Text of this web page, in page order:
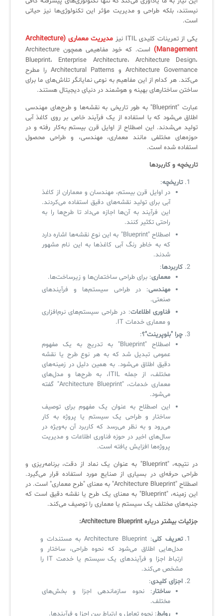
نیستند، بلکه طراحی و مدیریت مؤثر این تکنولوژی‌ها نیز حیاتی
است.
یکی از تمرینات کلیدی ITIL نیز
مدیریت معماری (Architecture
Management)
است. که خود مفاهیمی همچون Architecture
Blueprint، Enterprise Architecture، Architecture Design،
Architecture Governance و Architectural Patterns را مطرح
می‌کند. هر کدام از این مفاهیم به نوعی نمایانگر تلاش‌های ما برای
ساختن ساختارهای بهینه و هوشمند در دنیای دیجیتال هستند.
عبارت "Blueprint" به طور تاریخی به نقشه‌ها و طرح‌های مهندسی
اطلاق می‌شود که با استفاده از یک فرآیند خاص بر روی کاغذ آبی
تولید می‌شدند. این اصطلاح از اوایل قرن بیستم به‌کار رفته و در
حوزه‌های مختلفی مانند معماری، مهندسی، و طراحی محصول
استفاده شده است.
تاریخچه و کاربردها
تاریخچه:
در اوایل قرن بیستم، مهندسان و معماران از کاغذ
آبی برای تولید نقشه‌های دقیق استفاده می‌کردند.
این فرآیند به آن‌ها اجازه می‌داد تا طرح‌ها را به
راحتی تکثیر کنند.
اصطلاح "Blueprint" به این نوع نقشه‌ها اشاره دارد
که به خاطر رنگ آبی کاغذها به این نام مشهور
شدند.
کاربردها:
معماری: برای طراحی ساختمان‌ها و زیرساخت‌ها.
مهندسی: در طراحی سیستم‌ها و فرآیندهای
صنعتی.
فناوری اطلاعات: در طراحی سیستم‌های نرم‌افزاری
و معماری خدمات IT.
چرا "بلوپرینت"؟:
اصطلاح "Blueprint" به تدریج به یک مفهوم
عمومی تبدیل شد که به هر نوع طرح یا نقشه
دقیق اطلاق می‌شود. به همین دلیل در زمینه‌های
مختلف، از جمله ITIL، به طرح‌ها و مدل‌های
معماری خدمات، "Architecture Blueprint" گفته
می‌شود.
این اصطلاح به عنوان یک مفهوم برای توصیف
ساختار و طراحی یک سیستم یا پروژه به کار
می‌رود و به نظر می‌رسد که کاربرد آن به‌ویژه در
سال‌های اخیر در حوزه فناوری اطلاعات و مدیریت
پروژه‌ها افزایش یافته است.
در نتیجه، "Blueprint" به عنوان یک نماد از دقت، برنامه‌ریزی و
طراحی حرفه‌ای در بسیاری از صنایع مورد استفاده قرار می‌گیرد.
اصطلاح "Architecture Blueprint" به معنای "طرح معماری" است. در
این زمینه، "Blueprint" به معنای یک طرح یا نقشه دقیق است که
جنبه‌های مختلف یک سیستم یا معماری را توصیف می‌کند.
جزئیات بیشتر دربارهArchitecture Blueprint:
تعریف کلی
: Architecture Blueprint به مستندات و
مدل‌هایی اطلاق می‌شود که نحوه طراحی، ساختار و
ارتباط اجزا و فرآیندهای یک سیستم یا خدمت IT را
مشخص می‌کند.
اجزای کلیدی:
ساختار: نحوه سازماندهی اجزا و بخش‌های
مختلف.
روابط: نحوه تعامل و ارتباط بین اجزا و فرآیندها.
مدیریت خدمات سازمانی
سرویس دسک پلاس MSP
اندپوینت سنترال [سامانه مدیریت نقاط پایانی]
AD360
◆
Log360 ابزار SIEM
برنامه‌ساز هوشمند App Creator
سیستم هوشمند مدیریت فروش و فاکتور
سامانه مدیریت امنیت اطلاعات
سلف سرویس کاربران
سامانه مدیریت دارایی‌ها [Asset Explorer]
سامانه مدیریت پشتیبانی مشتریان
ManageEngine Malware Protection Plus
سامانه مدیریت و مانیتورینگ شبکه
سامانه آزمون آنلاین
مدیریت خدمات منابع انسانی
CIs Control
مجموعه راهکارهای آیناک
آموزش سیستم مدیریت خدمات فناوری اطلاعات
نکته‌های کلیدی برای مدیر انفورماتیک
آموزش‌ ویدیویی مفاهیم سرویس دسک
ITIL & SDP
◆
آموزش فارسی ITIL4
چارچوب ITIL برای همه
فلافلی_فناوری
آرشیو دانلودهای مدانت
لیست دوره‌ها